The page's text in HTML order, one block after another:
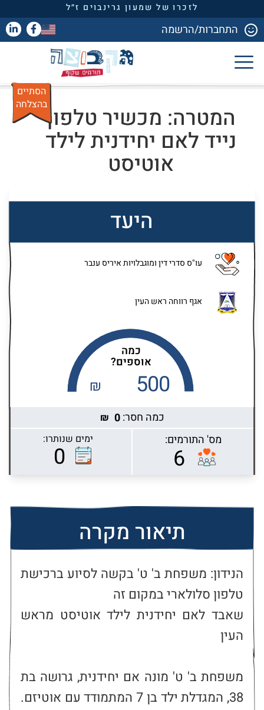
לזכרו של שמעון גרינבוים ז״ל
התחברות/הרשמה
המטרה: מכשיר טלפון
נייד לאם יחידנית לילד
אוטיסט
הסתיים
בהצלחה
היעד
עו"ס סדרי דין ומוגבלויות איריס ענבר
אגף רווחה ראש העין
Highcharts.com
כמה
אוספים?
500
כמה חסר:0
₪
מס' התורמים: ימים שנותרו:
0
תיאור מקרה
הנידון: משפחת ב' ט' בקשה לסיוע ברכישת
שאבד לאם יחידנית לילד אוטיסט מראש
משפחת ב' ט' מונה אם יחידנית, גרושה בת
38, המגדלת ילד בן 7 המתמודד עם אוטיזם.